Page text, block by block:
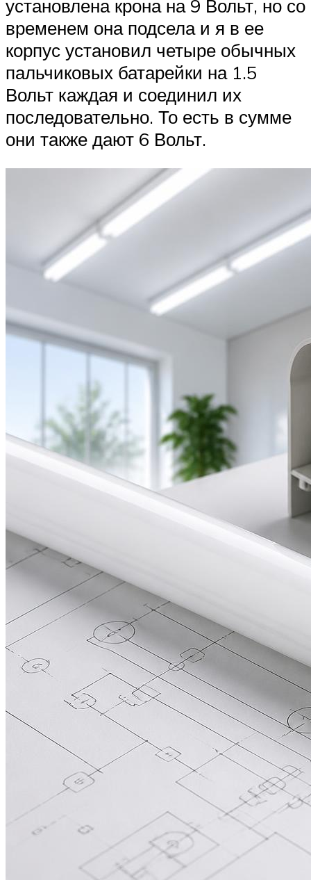
установлена крона на 9 Вольт, но со
временем она подсела и я в ее
корпус установил четыре обычных
пальчиковых батарейки на 1.5
Вольт каждая и соединил их
последовательно. То есть в сумме
они также дают 6 Вольт.